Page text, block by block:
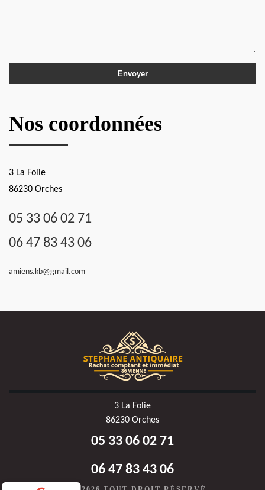
Nos coordonnées
3 La Folie
86230 Orches
05 33 06 02 71
06 47 83 43 06
amiens.kb@gmail.com
3 La Folie
86230 Orches
05 33 06 02 71
06 47 83 43 06